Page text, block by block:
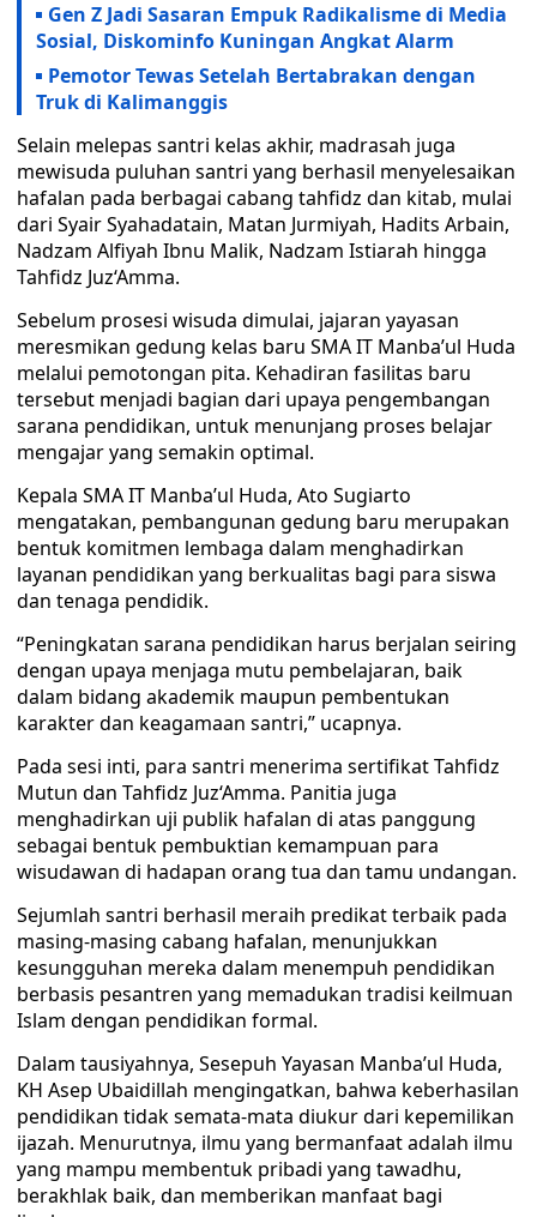
Gen Z Jadi Sasaran Empuk Radikalisme di Media
Sosial, Diskominfo Kuningan Angkat Alarm
Pemotor Tewas Setelah Bertabrakan dengan
Truk di Kalimanggis
Selain melepas santri kelas akhir, madrasah juga
mewisuda puluhan santri yang berhasil menyelesaikan
hafalan pada berbagai cabang tahfidz dan kitab, mulai
dari Syair Syahadatain, Matan Jurmiyah, Hadits Arbain,
Nadzam Alfiyah Ibnu Malik, Nadzam Istiarah hingga
Tahfidz Juz‘Amma.
Sebelum prosesi wisuda dimulai, jajaran yayasan
meresmikan gedung kelas baru SMA IT Manba’ul Huda
melalui pemotongan pita. Kehadiran fasilitas baru
tersebut menjadi bagian dari upaya pengembangan
sarana pendidikan, untuk menunjang proses belajar
mengajar yang semakin optimal.
Kepala SMA IT Manba’ul Huda, Ato Sugiarto
mengatakan, pembangunan gedung baru merupakan
bentuk komitmen lembaga dalam menghadirkan
layanan pendidikan yang berkualitas bagi para siswa
dan tenaga pendidik.
“Peningkatan sarana pendidikan harus berjalan seiring
dengan upaya menjaga mutu pembelajaran, baik
dalam bidang akademik maupun pembentukan
karakter dan keagamaan santri,” ucapnya.
Pada sesi inti, para santri menerima sertifikat Tahfidz
Mutun dan Tahfidz Juz‘Amma. Panitia juga
menghadirkan uji publik hafalan di atas panggung
sebagai bentuk pembuktian kemampuan para
wisudawan di hadapan orang tua dan tamu undangan.
Sejumlah santri berhasil meraih predikat terbaik pada
masing-masing cabang hafalan, menunjukkan
kesungguhan mereka dalam menempuh pendidikan
berbasis pesantren yang memadukan tradisi keilmuan
Islam dengan pendidikan formal.
Dalam tausiyahnya, Sesepuh Yayasan Manba’ul Huda,
KH Asep Ubaidillah mengingatkan, bahwa keberhasilan
pendidikan tidak semata-mata diukur dari kepemilikan
ijazah. Menurutnya, ilmu yang bermanfaat adalah ilmu
yang mampu membentuk pribadi yang tawadhu,
berakhlak baik, dan memberikan manfaat bagi